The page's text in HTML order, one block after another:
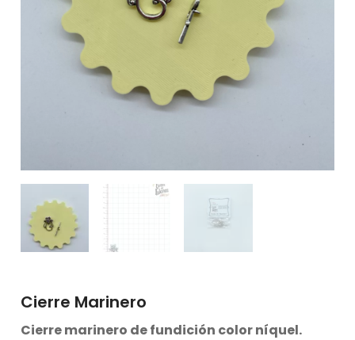
Cierre Marinero
Cierre marinero de fundición color níquel.